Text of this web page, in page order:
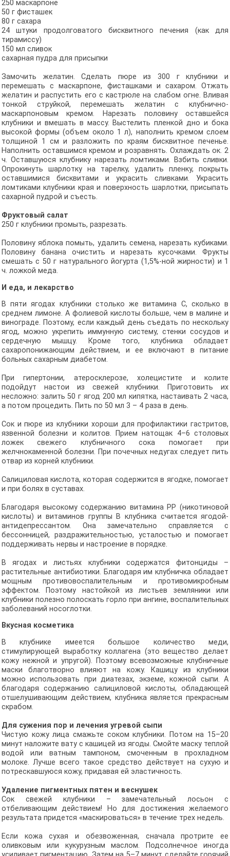
250 маскарпоне
50 г фисташек
80 г сахара
24 штуки продолговатого бисквитного печения (как для
тирамиссу)
150 мл сливок
сахарная пудра для присыпки
Замочить желатин. Сделать пюре из 300 г клубники и
перемешать с маскарпоне, фисташками и сахаром. Отжать
желатин и распустить его с кастрюле на слабом огне. Вливая
тонкой струйкой, перемешать желатин с клубнично-
маскарпоновым кремом. Нарезать половину оставшейся
клубники и вмешать в массу. Выстелить пленкой дно и бока
высокой формы (объем около 1 л), наполнить кремом слоем
толщиной 1 см и разложить по краям бисквитное печенье.
Наполнить оставшимся кремом и розравнять. Охлаждать ок. 2
ч. Оставшуюся клубнику нарезать ломтиками. Взбить сливки.
Опрокинуть шарлотку на тарелку, удалить пленку, покрыть
оставшимися бисквитами и украсить сливками. Украсить
ломтиками клубники края и поверхность шарлотки, присыпать
сахарной пудрой и съесть.
Фруктовый салат
250 г клубники промыть, разрезать.
Половину яблока помыть, удалить семена, нарезать кубиками.
Половину банана очистить и нарезать кусочками. Фрукты
смешать с 50 г натурального йогурта (1,5%-ной жирности) и 1
ч. ложкой меда.
И еда, и лекарство
В пяти ягодах клубники столько же витамина С, сколько в
среднем лимоне. А фолиевой кислоты больше, чем в малине и
винограде. Поэтому, если каждый день съедать по нескольку
ягод, можно укрепить иммунную систему, стенки сосудов и
сердечную мышцу. Кроме того, клубника обладает
сахаропонижающим действием, и ее включают в питание
больных сахарным диабетом.
При гипертонии, атеросклерозе, холецистите и колите
подойдут настои из свежей клубники. Приготовить их
несложно: залить 50 г ягод 200 мл кипятка, настаивать 2 часа,
а потом процедить. Пить по 50 мл 3 – 4 раза в день.
Сок и пюре из клубники хороши для профилактики гастритов,
язвенной болезни и колитов. Прием натощак 4–6 столовых
ложек свежего клубничного сока помогает при
желчнокаменной болезни. При почечных недугах следует пить
отвар из корней клубники.
Салициловая кислота, которая содержится в ягодке, помогает
и при болях в суставах.
Благодаря высокому содержанию витамина РР (никотиновой
кислоты) и витаминов группы В клубника считается ягодой-
антидепрессантом. Она замечательно справляется с
бессонницей, раздражительностью, усталостью и помогает
поддерживать нервы и настроение в порядке.
В ягодах и листьях клубники содержатся фитонциды –
растительные антибиотики. Благодаря им клубничка обладает
мощным противовоспалительным и противомикробным
эффектом. Поэтому настойкой из листьев земляники или
клубники полезно полоскать горло при ангине, воспалительных
заболеваний носоглотки.
Вкусная косметика
В клубнике имеется большое количество меди,
стимулирующей выработку коллагена (это вещество делает
кожу нежной и упругой). Поэтому всевозможные клубничные
маски благотворно влияют на кожу. Кашицу из клубники
можно использовать при диатезах, экземе, кожной сыпи. А
благодаря содержанию салициловой кислоты, обладающей
отшелушивающим действием, клубника является прекрасным
скрабом.
Для сужения пор и лечения угревой сыпи
Чистую кожу лица смажьте соком клубники. Потом на 15–20
минут наложите вату с кашицей из ягоды. Смойте маску теплой
водой или ватным тампоном, смоченным в прохладном
молоке. Лучше всего такое средство действует на сухую и
потрескавшуюся кожу, придавая ей эластичность.
Удаление пигментных пятен и веснушек
Сок свежей клубники – замечательный лосьон с
отбеливающим действием! Но для достижения желаемого
результата придется «маскироваться» в течение трех недель.
Если кожа сухая и обезвоженная, сначала протрите ее
оливковым или кукурузным маслом. Подсолнечное иногда